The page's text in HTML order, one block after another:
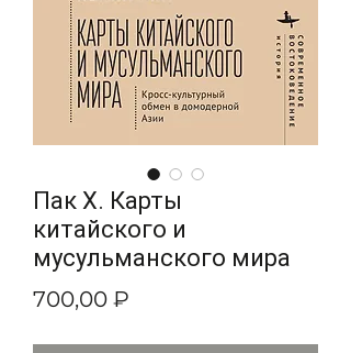
Пак Х. Карты
китайского и
мусульманского мира
700,00 ₽